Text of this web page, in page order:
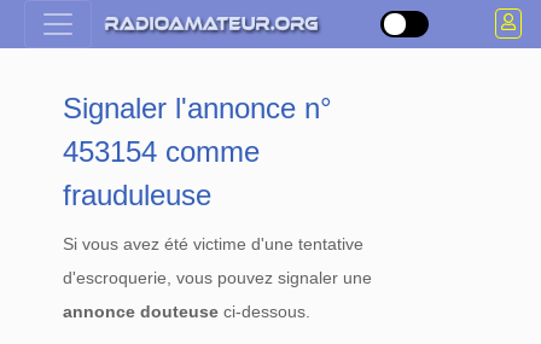
Signaler l'annonce n°
453154 comme
frauduleuse
Si vous avez été victime d'une tentative
d'escroquerie, vous pouvez signaler une
annonce douteuse ci-dessous.